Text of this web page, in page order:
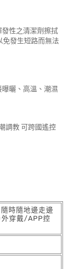
性之清潔劑擦拭
免發生短路而無法
曬、高溫、潮濕
調教 可跨國遙控
時隨地邊走邊
外穿戴/APP控